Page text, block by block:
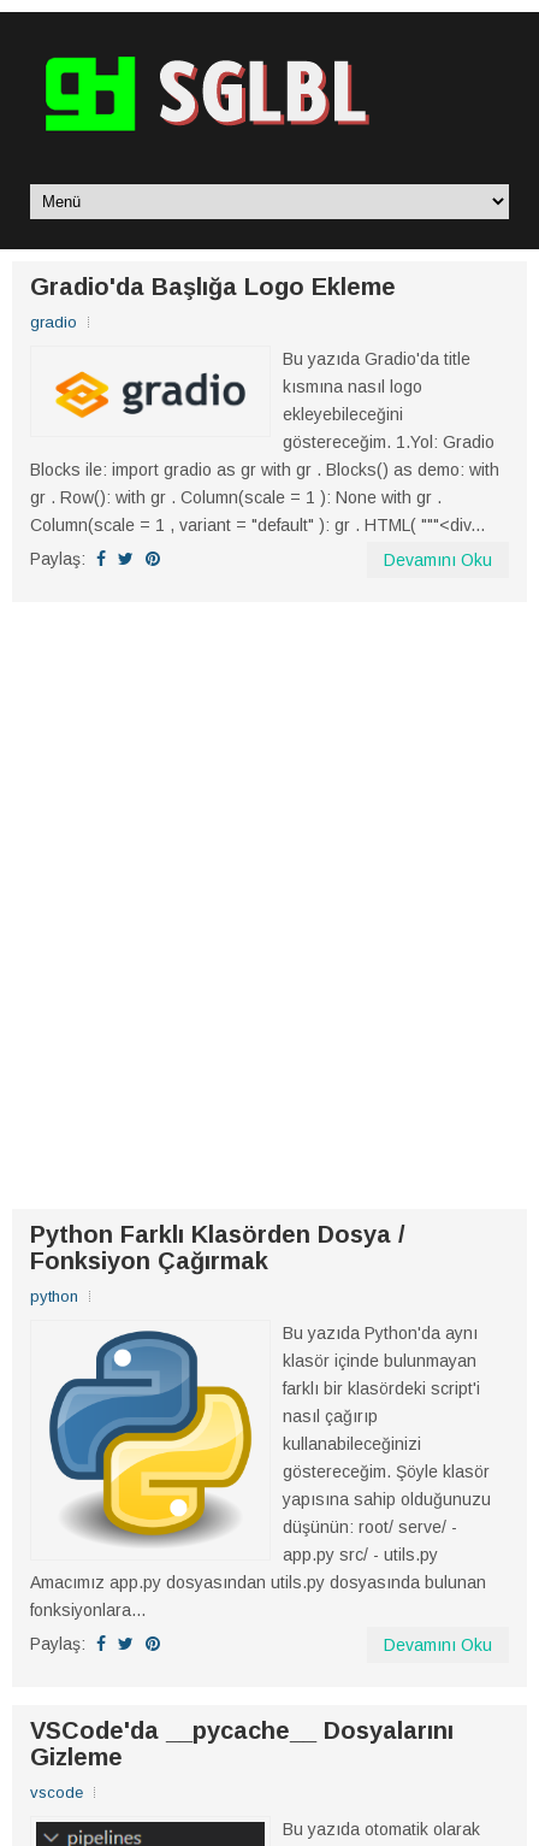
Gradio'da Başlığa Logo Ekleme
gradio
Bu yazıda Gradio'da title
kısmına nasıl logo
ekleyebileceğini
göstereceğim. 1.Yol: Gradio
Blocks ile: import gradio as gr with gr . Blocks() as demo: with
gr . Row(): with gr . Column(scale = 1 ): None with gr .
Column(scale = 1 , variant = "default" ): gr . HTML( """<div...
Paylaş:
Devamını Oku
Python Farklı Klasörden Dosya /
Fonksiyon Çağırmak
python
Bu yazıda Python'da aynı
klasör içinde bulunmayan
farklı bir klasördeki script'i
nasıl çağırıp
kullanabileceğinizi
göstereceğim. Şöyle klasör
yapısına sahip olduğunuzu
düşünün: root/ serve/ -
app.py src/ - utils.py
Amacımız app.py dosyasından utils.py dosyasında bulunan
fonksiyonlara...
Paylaş:
Devamını Oku
VSCode'da __pycache__ Dosyalarını
Gizleme
vscode
Bu yazıda otomatik olarak